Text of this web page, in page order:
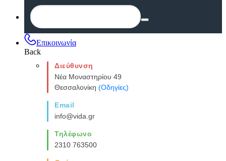
Επικοινωνία
Back
Διεύθυνση
Νέα Μοναστηρίου 49
Θεσσαλονίκη (Οδηγίες)
Email
info@vida.gr
Τηλέφωνο
2310 763500